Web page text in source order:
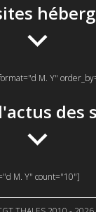
M. Y"
des
M. Y" count="10"]